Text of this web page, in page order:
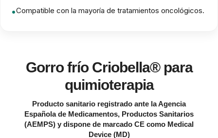
Compatible con la mayoría de tratamientos oncológicos.
Gorro frío Criobella® para
quimioterapia
Producto sanitario registrado ante la Agencia
Española de Medicamentos, Productos Sanitarios
(AEMPS) y dispone de marcado CE como Medical
Device (MD) ​